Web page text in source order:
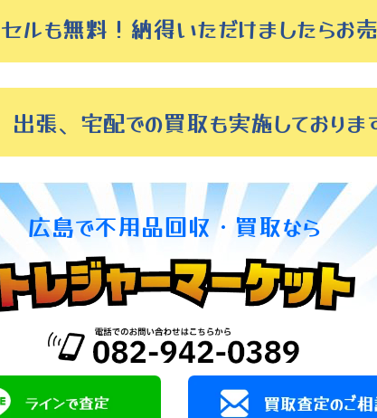
ルも無料！納得いただけましたらお
出張、宅配での買取も実施しておりま
広島で不用品回収・買取なら